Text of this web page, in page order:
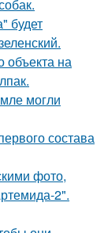
будет
объекта на
могли
состава
фото,
2".